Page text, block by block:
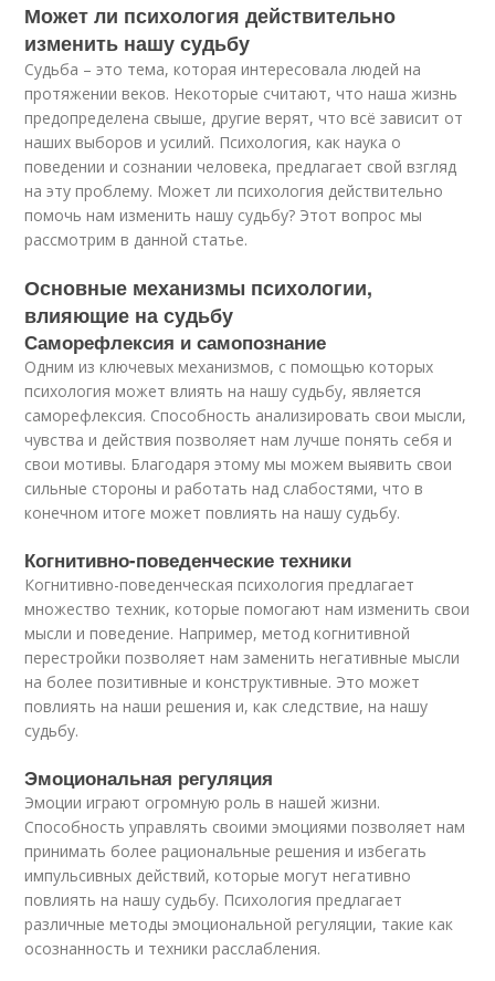
Может ли психология действительно
изменить нашу судьбу
Судьба – это тема, которая интересовала людей на
протяжении веков. Некоторые считают, что наша жизнь
предопределена свыше, другие верят, что всё зависит от
наших выборов и усилий. Психология, как наука о
поведении и сознании человека, предлагает свой взгляд
на эту проблему. Может ли психология действительно
помочь нам изменить нашу судьбу? Этот вопрос мы
рассмотрим в данной статье.
Основные механизмы психологии,
влияющие на судьбу
Саморефлексия и самопознание
Одним из ключевых механизмов, с помощью которых
психология может влиять на нашу судьбу, является
саморефлексия. Способность анализировать свои мысли,
чувства и действия позволяет нам лучше понять себя и
свои мотивы. Благодаря этому мы можем выявить свои
сильные стороны и работать над слабостями, что в
конечном итоге может повлиять на нашу судьбу.
Когнитивно-поведенческие техники
Когнитивно-поведенческая психология предлагает
множество техник, которые помогают нам изменить свои
мысли и поведение. Например, метод когнитивной
перестройки позволяет нам заменить негативные мысли
на более позитивные и конструктивные. Это может
повлиять на наши решения и, как следствие, на нашу
судьбу.
Эмоциональная регуляция
Эмоции играют огромную роль в нашей жизни.
Способность управлять своими эмоциями позволяет нам
принимать более рациональные решения и избегать
импульсивных действий, которые могут негативно
повлиять на нашу судьбу. Психология предлагает
различные методы эмоциональной регуляции, такие как
осознанность и техники расслабления.